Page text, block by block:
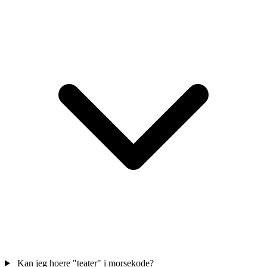
Kan jeg hoere "teater" i morsekode?